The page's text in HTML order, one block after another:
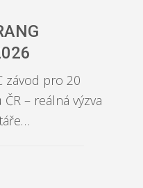
závod pro 20
– reálná výzva